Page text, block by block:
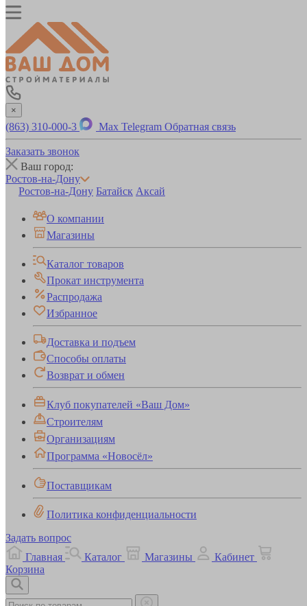
×
(863) 310-000-3 Max Telegram Обратная связь
Заказать звонок
Ваш город:
Ростов-на-Дону
Ростов-на-Дону Батайск Аксай
О компании
Магазины
Каталог товаров
Прокат инструмента
Распродажа
Избранное
Доставка и подъем
Способы оплаты
Возврат и обмен
Клуб покупателей «Ваш Дом»
Строителям
Организациям
Программа «Новосёл»
Поставщикам
Политика конфиденциальности
Задать вопрос
Главная
Каталог Магазины
Кабинет
Корзина